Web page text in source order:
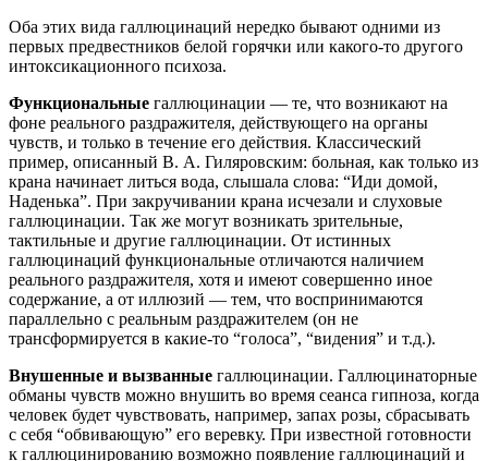
Оба этих вида галлюцинаций нередко бывают одними из
первых предвестников белой горячки или какого-то другого
интоксикационного психоза.
Функциональные галлюцинации — те, что возникают на
фоне реального раздражителя, действующего на органы
чувств, и только в течение его действия. Классический
пример, описанный В. А. Гиляровским: больная, как только из
крана начинает литься вода, слышала слова: “Иди домой,
Наденька”. При закручивании крана исчезали и слуховые
галлюцинации. Так же могут возникать зрительные,
тактильные и другие галлюцинации. От истинных
галлюцинаций функциональные отличаются наличием
реального раздражителя, хотя и имеют совершенно иное
содержание, а от иллюзий — тем, что воспринимаются
параллельно с реальным раздражителем (он не
трансформируется в какие-то “голоса”, “видения” и т.д.).
Внушенные и вызванные галлюцинации. Галлюцинаторные
обманы чувств можно внушить во время сеанса гипноза, когда
человек будет чувствовать, например, запах розы, сбрасывать
с себя “обвивающую” его веревку. При известной готовности
к галлюцинированию возможно появление галлюцинаций и